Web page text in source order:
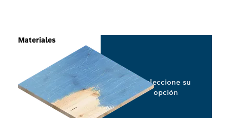
Materiales
Seleccione su
opción